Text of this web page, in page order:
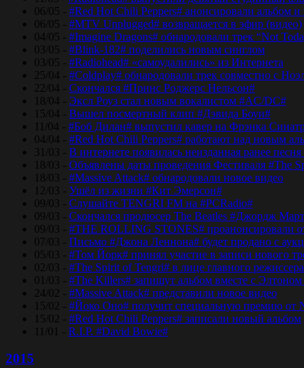
06/05 - #Red Hot Chili Peppers# анонсировали альбом
06/05 - #MTV Unplugged# возвращается в эфир (видео)
04/05 - #Imagine Dragons# обнародовали трек “Not
03/05 - #Blink-182# поделились новым синглом
03/05 - #Radiohead# «самоудалились» из Интернета
25/04 - #Coldplay# обнародовали трек совместно с
22/04 - Скончался #Принс Роджерс Нельсон#
18/04 - Эксл Роуз стал новым вокалистом #AC/DC#
15/04 - Вышел посмертный клип #Дэвида Боуи#
11/04 - #Боб Дилан# выпустил кавер на Фрэнка
04/04 - #Red Hot Chili Peppers# работают над новым
31/03 - В интернете появилась неизданная ранее
18/03 - Объявлены даты проведения Фестиваля #The
18/03 - #Massive Attack# обнародовали новое видео
12/03 - Ушёл из жизни #Кит Эмерсон#
09/03 - Слушайте TENGRI FM на #PCRadio#
09/03 - Скончался продюсер The Beatles #Джордж
09/03 - #THE ROLLING STONES# проанонсировали
07/03 - Письмо #Джона Леннона# будет продано с
05/03 - #Том Йорк# принял участие в записи нового
02/03 - #The Spirit of Tengri# в лице главного
01/03 - #The Killers# запишут альбом вместе с
24/02 - #Massive Attack# представили новое видео
15/02 - #Йоко Оно# получит специальную премию от
15/02 - #Red Hot Chili Peppers# записали новый альбом
11/01 - R.I.P. #David Bowie#
2015